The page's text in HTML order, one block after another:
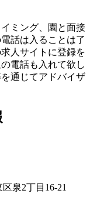
ミング、園と面接
話は入ることは了
人サイトに登録を
電話も入れて欲し
通じてアドバイザ
泉2丁目16-21